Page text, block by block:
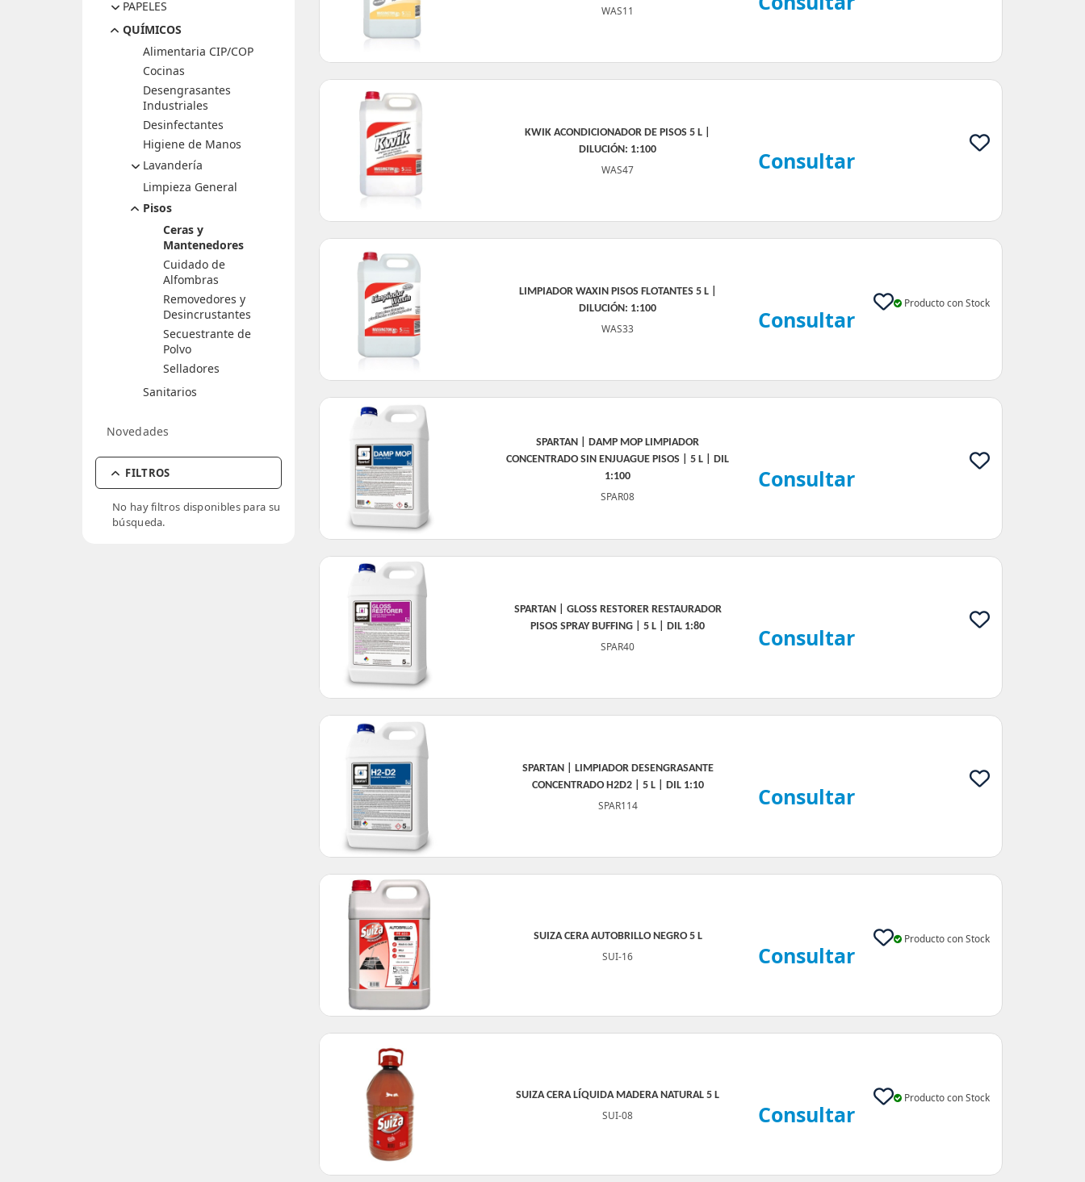
Vidrios
Mopas
Palas
Paños / Microfibras
Shampoo Hotel
Bolsas
Vasos / Cubiertos
Accesorios / Cestos
Bombas
Dispenser
Dosificadores
PAPELES
Bobinas
Industrial
Servilletas
Higiénicos
DH / SH / Intercalada /
Jumbo
Toallas
Intercaladas
Rollo
QUÍMICOS
Alimentaria CIP/COP
Cocinas
Desengrasantes
Industriales
Desinfectantes
Higiene de Manos
Lavandería
Aditivos y
Neutralizantes
Desinfectantes
Detergentes y Jabones
Quitamanchas y Pre-
tratamiento
Suavizantes y
Limpieza General
Pisos
Ceras y
Mantenedores
Cuidado de
Alfombras
Removedores y
Desincrustantes
Secuestrante de
Polvo
Selladores
Sanitarios
Novedades
FILTROS
No hay filtros disponibles para su
búsqueda.
WAS11
KWIK ACONDICIONADOR DE PISOS 5 L |
DILUCIÓN: 1:100
WAS47 Consultar
LIMPIADOR WAXIN PISOS FLOTANTES 5 L |
DILUCIÓN: 1:100
WAS33
Producto con Stock
Consultar
SPARTAN | DAMP MOP LIMPIADOR
CONCENTRADO SIN ENJUAGUE PISOS | 5 L | DIL
1:100
SPAR08
Consultar
SPARTAN | GLOSS RESTORER RESTAURADOR
PISOS SPRAY BUFFING | 5 L | DIL 1:80
SPAR40 Consultar
SPARTAN | LIMPIADOR DESENGRASANTE
CONCENTRADO H2D2 | 5 L | DIL 1:10
SPAR114 Consultar
SUIZA CERA AUTOBRILLO NEGRO 5 L
SUI-16
Producto con Stock
Consultar
SUIZA CERA LÍQUIDA MADERA NATURAL 5 L
SUI-08
Producto con Stock
Consultar